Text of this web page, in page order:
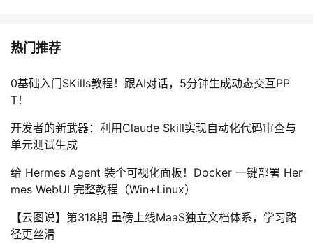
我
的
课
我
的
证
我
实
验
的
收
的
技
术
支
持
我
的
云
声
建
议
热门推荐
0基础入门SKills教程！跟AI对话，5分钟生成动态交互PP
T！
开发者的新武器：利用Claude Skill实现自动化代码审查与
单元测试生成
给 Hermes Agent 装个可视化面板！Docker 一键部署 Her
mes WebUI 完整教程（Win+Linux）
【云图说】第318期 重磅上线MaaS独立文档体系，学习路
径更丝滑